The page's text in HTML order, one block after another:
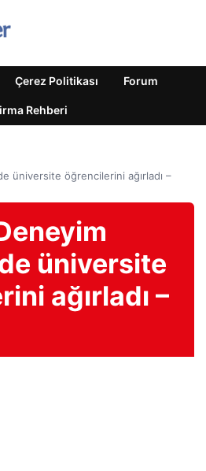
Çerez Politikası Forum
Rehberi
üniversite öğrencilerini ağırladı –
üniversite
ağırladı –